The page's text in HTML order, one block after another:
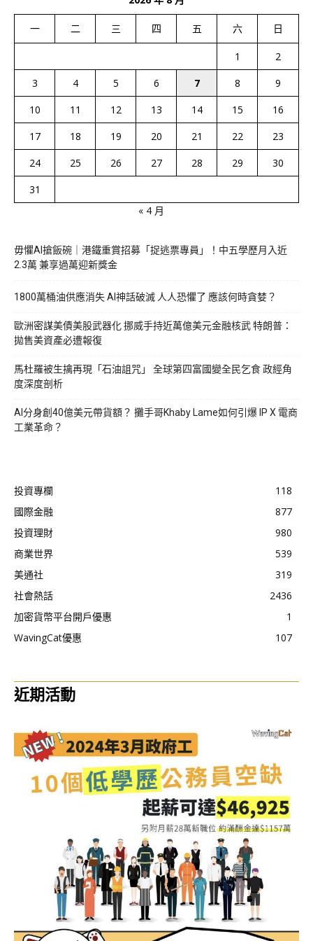
一 二 三 四 五 六 日
1
2
3
4 5 6 7 8
9
10
11 12 13 14 15
16
17
18 19 20 21 22
23
24
25 26 27 28 29
30
31
« 4 月
毋懼AI搶飯碗｜港鐵重賞招募「捉逃票專員」！中五學歷月入近
2.3萬 兼享過萬迎新獎金
1800萬桶油供應消失 AI神話破滅 人人恐懼了 應該何時貪婪？
歐洲密謀美債美股武器化 挪威手持近萬億美元金融核武 特朗普：
拋售美資產必遭報復
馬杜羅被生擒再現「石油詛咒」 全球第四富國變全民乞食 政經角
度深度剖析
AI分身創40億美元帶貨額？ 攤手哥Khaby Lame如何引爆 IP X 電商
工業革命？
投資專欄
118
國際金融
877
投資理財
980
商業世界
539
美通社
319
社會熱話
2436
加密貨幣平台開戶優惠
1
WavingCat優惠
107
近期活動